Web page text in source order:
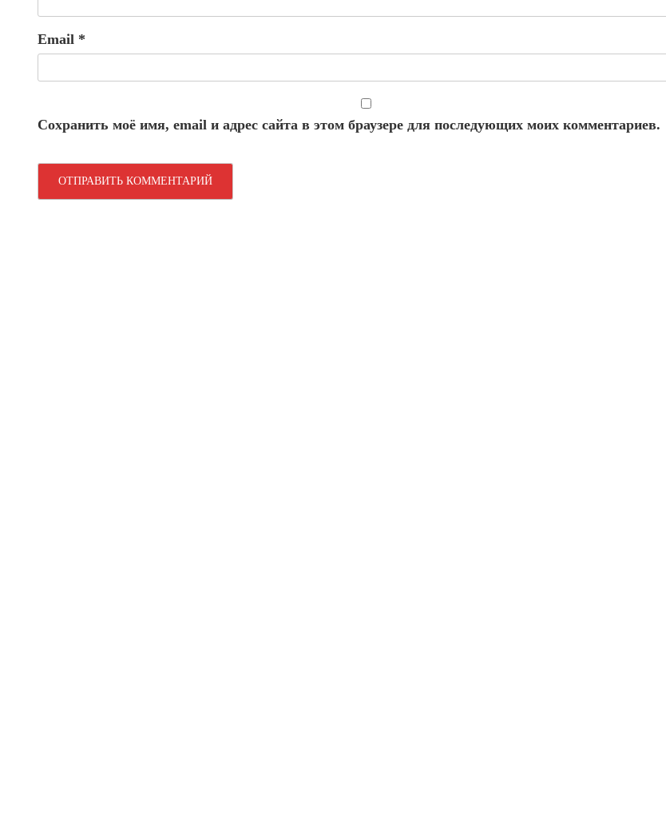
Email *
Сохранить моё имя, email и адрес сайта в этом браузере для последующих моих комментариев.